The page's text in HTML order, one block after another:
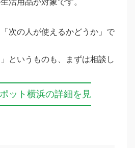
活用品が対象です。
次の人が使えるかどうか」で
というものも、まずは相談し
ット横浜の詳細を見